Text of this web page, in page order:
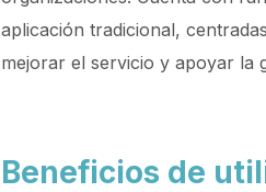
aplicación tradicional,
mejorar el servicio y apoyar la
Beneficios de